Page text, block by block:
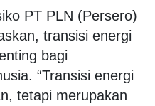
PT PLN (Persero)
transisi energi
bagi
“Transisi energi
tetapi merupakan